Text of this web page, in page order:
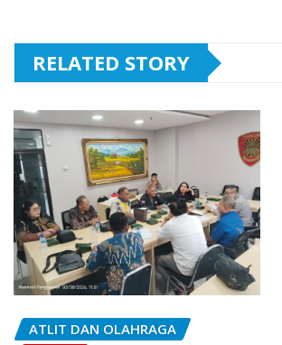
RELATED STORY
ATLIT DAN OLAHRAGA